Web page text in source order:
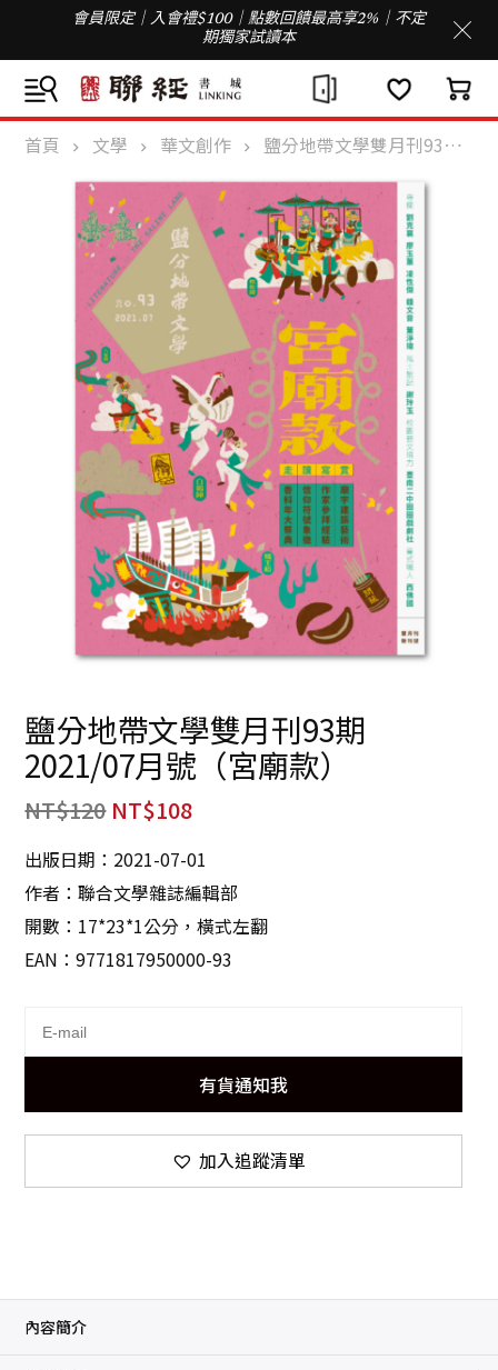
會員限定｜入會禮$100｜點數回饋最高享2%｜不定
期獨家試讀本
首頁 文學 華文創作 鹽分地帶文學雙月刊93期 2021/07月號（宮廟款）
鹽分地帶文學雙月刊93期
2021/07月號（宮廟款）
NT$120 NT$108
出版日期：2021-07-01
作者：聯合文學雜誌編輯部
開數：17*23*1公分，橫式左翻
EAN：9771817950000-93
有貨通知我
加入追蹤清單
內容簡介